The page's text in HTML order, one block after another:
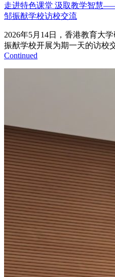
走进特色课堂 汲取教学智慧
邹振猷学校访校交流
2026年5月14日，香港教育大
振猷学校开展为期一天的访校
Continued